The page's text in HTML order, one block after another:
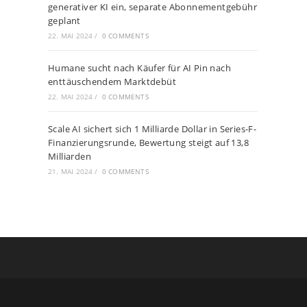
generativer KI ein, separate Abonnementgebühr
geplant
22. MAI 2024 / 0 COMMENTS
Humane sucht nach Käufer für AI Pin nach
enttäuschendem Marktdebüt
22. MAI 2024 / 0 COMMENTS
Scale AI sichert sich 1 Milliarde Dollar in Series-F-
Finanzierungsrunde, Bewertung steigt auf 13,8
Milliarden
21. MAI 2024 / 0 COMMENTS